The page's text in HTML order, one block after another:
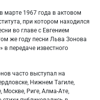
марте 1967 года в актовом
при котором находился
во главе с Евгением
же году песни Льва Зонова
в передаче известного
часто выступал на
Нижнем Тагиле,
Москве, Риге, Алма-Ате,